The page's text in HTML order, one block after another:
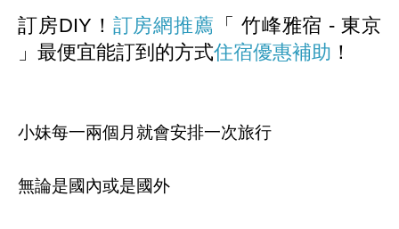
訂房DIY！ 訂房網推薦 「 竹峰雅宿 - 東京
」最便宜能訂到的方式住宿優惠補助 ！
小妹每一兩個月就會安排一次旅行
無論是國內或是國外